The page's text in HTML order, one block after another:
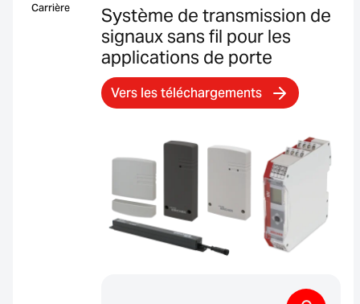
Carrière
Système de transmission de
signaux sans fil pour les
applications de porte
Vers les téléchargements